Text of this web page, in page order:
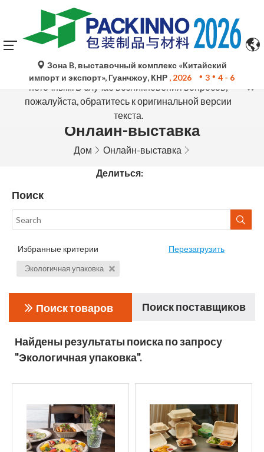
Автоматический перевод Google Translate носит
исключительно справочный характер и может быть
неточным. В случае возникновения вопросов,
пожалуйста, обратитесь к оригинальной версии
текста.
Зона B, выставочный комплекс «Китайский
импорт и экспорт», Гуанчжоу, КНР , 2026 3 4 - 6
Онлайн-выставка
Дом Онлайн-выставка
Делиться:
Поиск
Избранные критерии Перезагрузить
Экологичная упаковка
Поиск товаров Поиск поставщиков
Найдены результаты поиска по запросу
"Экологичная упаковка".